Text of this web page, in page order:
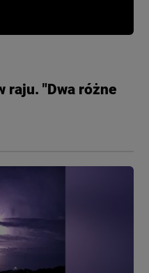
raju. "Dwa różne